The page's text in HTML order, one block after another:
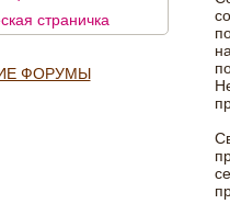
страничка
ФОРУМЫ